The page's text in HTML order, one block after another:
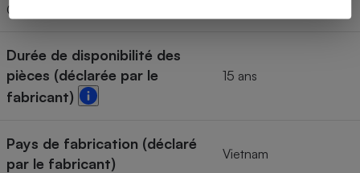
Classe de niveau sonore
Durée de disponibilité des
pièces (déclarée par le
fabricant)
15 ans
Pays de fabrication (déclaré
par le fabricant)
Vietnam